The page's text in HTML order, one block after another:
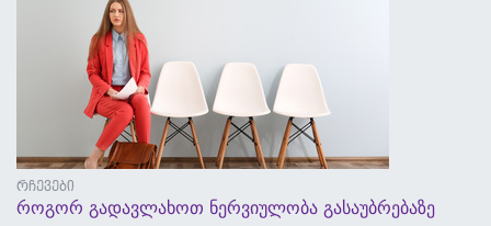
რჩევები
როგორ გადავლახოთ ნერვიულობა გასაუბრებაზე